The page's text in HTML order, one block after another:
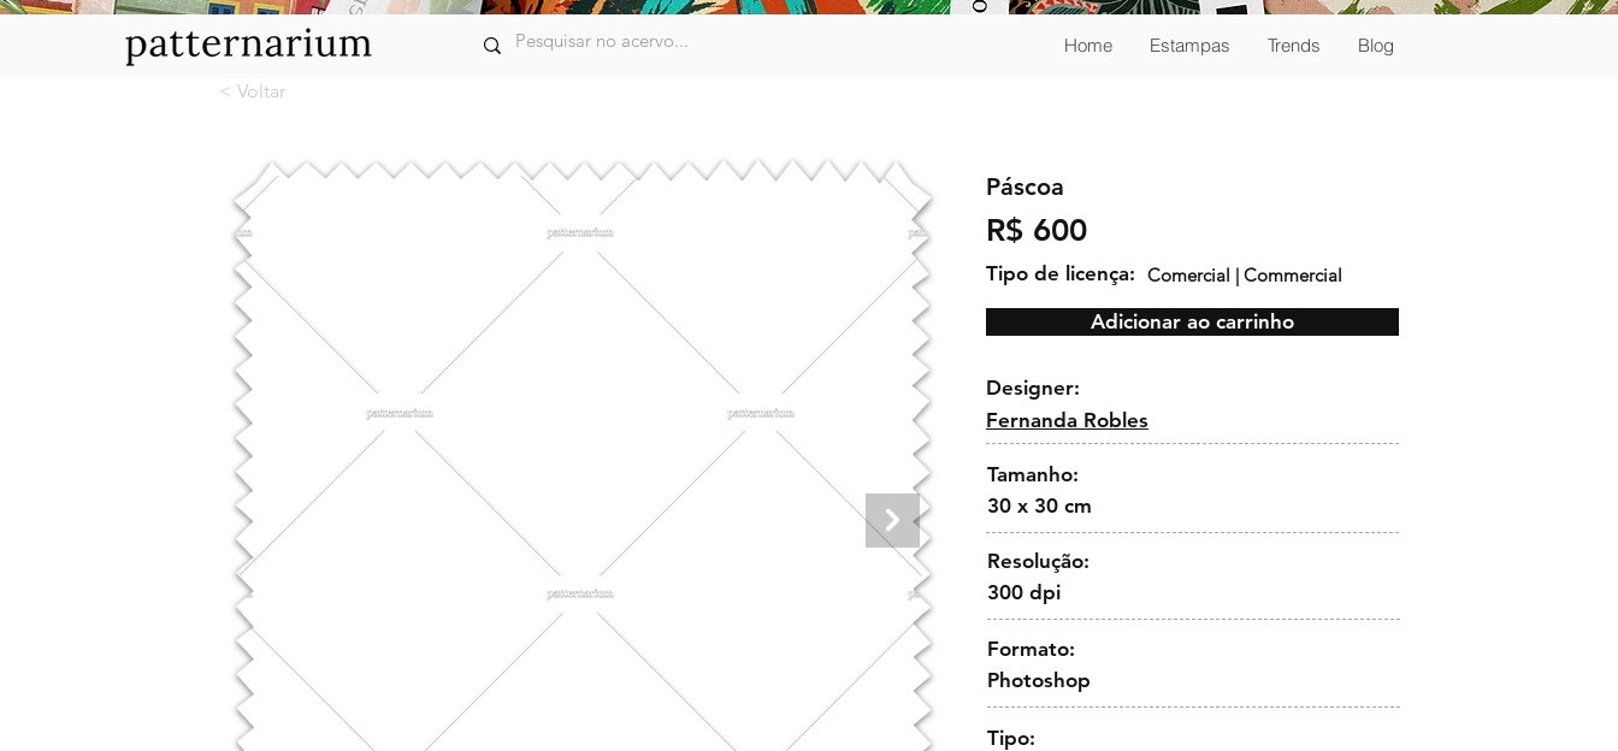
Home Estampas Trends
Blog
< Voltar
Páscoa
R$ 600
Tipo de licença: Comercial | Commercial
Adicionar ao carrinho
Designer:
Fernanda Robles
Tamanho:
30 x 30 cm
Resolução:
300 dpi
Formato:
Photoshop
Tipo: